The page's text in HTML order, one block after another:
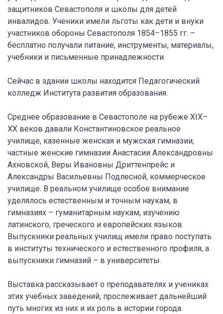
защитников Севастополя и школы для детей
инвалидов. Ученики имели льготы как дети и внуки
участников обороны Севастополя 1854–1855 гг. –
бесплатно получали питание, инструменты, материалы,
учебники и письменные принадлежности.
Сейчас в здании школы находится Педагогический
колледж Института развития образования.
Среднее образование в Севастополе на рубеже XIX–
XX веков давали Константиновское реальное
училище, казенные женская и мужская гимназии,
частные женские гимназии Анастасии Александровны
Ахновской, Веры Ивановны Дриттенпрейс и
Александры Васильевны Подлесной, коммерческое
училище. В реальном училище особое внимание
уделялось естественным и точным наукам, в
гимназиях – гуманитарным наукам, изучению
латинского, греческого и европейских языков.
Выпускники реальных училищ имели право поступать
в институты технического и естественного профиля, а
выпускники гимназий – в университеты.
Выставка рассказывает о преподавателях и учениках
этих учебных заведений, прослеживает дальнейший
путь многих из них и их роль в истории города.